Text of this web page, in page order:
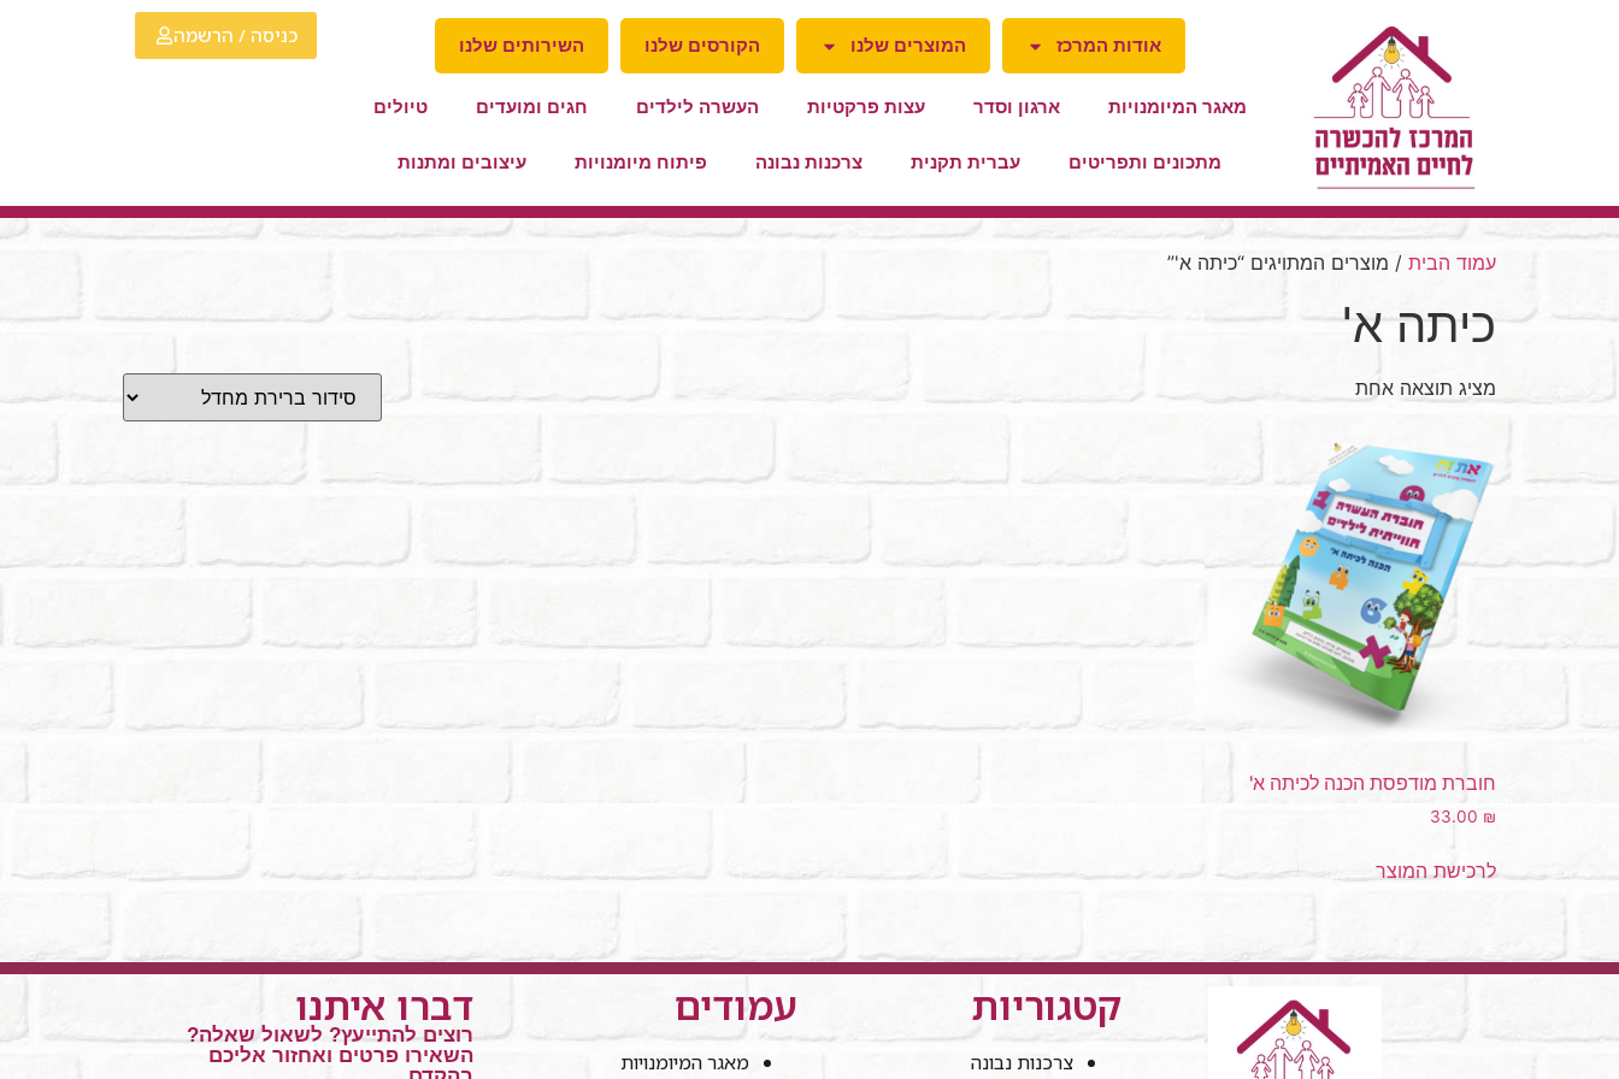
אודות המרכז המוצרים שלנו הקורסים שלנו השירותים שלנו
מאגר המיומנויות ארגון וסדר עצות פרקטיות העשרה לילדים חגים ומועדים טיולים
מתכונים ותפריטים עברית תקנית צרכנות נבונה פיתוח מיומנויות עיצובים ומתנות
כניסה / הרשמה
עמוד הבית / מוצרים המתויגים “כיתה א'”
כיתה א'
מציג תוצאה אחת
חוברת מודפסת הכנה לכיתה א'
33.00 ₪
לרכישת המוצר
קטגוריות
צרכנות נבונה
עמודים
מאגר המיומנויות
דברו איתנו
רוצים להתייעץ? לשאול שאלה?
השאירו פרטים ואחזור אליכם